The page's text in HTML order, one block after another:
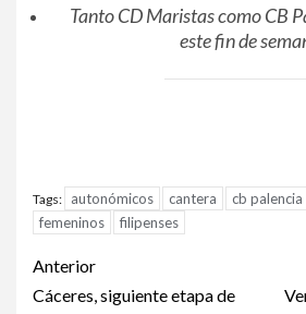
Tanto CD Maristas como CB
este fin de
Tags: autonómicos cantera cb palencia
femeninos
filipenses
Anterior
Cáceres, siguiente etapa de